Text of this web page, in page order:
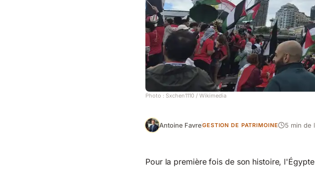
Photo : Sxchen1110 / Wikimedia
Antoine FavreGESTION DE PATRIMOINE 5 min de
Pour la première fois de son histoire,